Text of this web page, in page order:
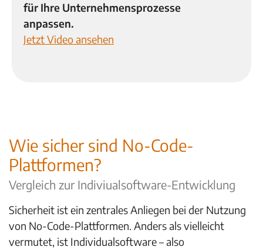
für Ihre Unternehmensprozesse
anpassen.
Jetzt Video ansehen
Wie sicher sind No-Code-
Plattformen?
Vergleich zur Indiviualsoftware-Entwicklung
Sicherheit ist ein zentrales Anliegen bei der Nutzung
von No-Code-Plattformen. Anders als vielleicht
vermutet, ist Individualsoftware – also